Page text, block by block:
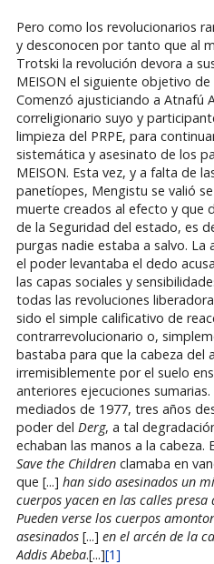
Pero como los revolucionarios
y desconocen por tanto que al
Trotski la revolución devora a
MEISON el siguiente objetivo
Comenzó ajusticiando a Atnafú
correligionario suyo y
limpieza del PRPE, para
sistemática y asesinato de los
MEISON. Esta vez, y a falta de
panetíopes, Mengistu se valió
muerte creados al efecto y que
de la Seguridad del estado, es
purgas nadie estaba a salvo. La
el poder levantaba el dedo
las capas sociales y
todas las revoluciones
sido el simple calificativo de
contrarrevolucionario o,
bastaba para que la cabeza del
irremisiblemente por el suelo
anteriores ejecuciones
mediados de 1977, tres años
poder del Derg, a tal
echaban las manos a la cabeza.
Save the Childrenclamaba en
que [...] han sido asesinados un
cuerpos yacen en las calles
Pueden verse los cuerpos
asesinados[...] en el arcén de la
Addis Abeba.[...][1]